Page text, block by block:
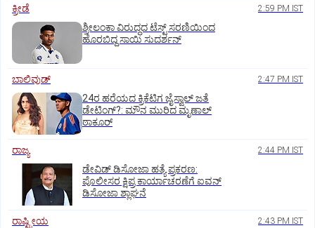
ಕ್ರೀಡೆ 2:59 PM IST
ಶ್ರೀಲಂಕಾ ವಿರುದ್ಧದ ಟೆಸ್ಟ್ ಸರಣಿಯಿಂದ
ಹೊರಬಿದ್ದ ಸಾಯಿ ಸುದರ್ಶನ್
ಬಾಲಿವುಡ್‌ 2:47 PM IST
24ರ ಹರೆಯದ ಕ್ರಿಕೆಟಿಗ ಜೈಸ್ವಾಲ್‌ ಜತೆ
ಡೇಟಿಂಗ್?:‌ ಮೌನ ಮುರಿದ ಮೃಣಾಲ್‌
ಠಾಕೂರ್
ರಾಜ್ಯ 2:44 PM IST
ಡೇವಿಡ್ ಡಿಸೋಜಾ ಹತ್ಯೆ ಪ್ರಕರಣ:
ಪೊಲೀಸರ ಕ್ಷಿಪ್ರ ಕಾರ್ಯಾಚರಣೆಗೆ ಐವನ್
ಡಿಸೋಜಾ ಶ್ಲಾಘನೆ
ರಾಷ್ಟ್ರೀಯ 2:43 PM IST